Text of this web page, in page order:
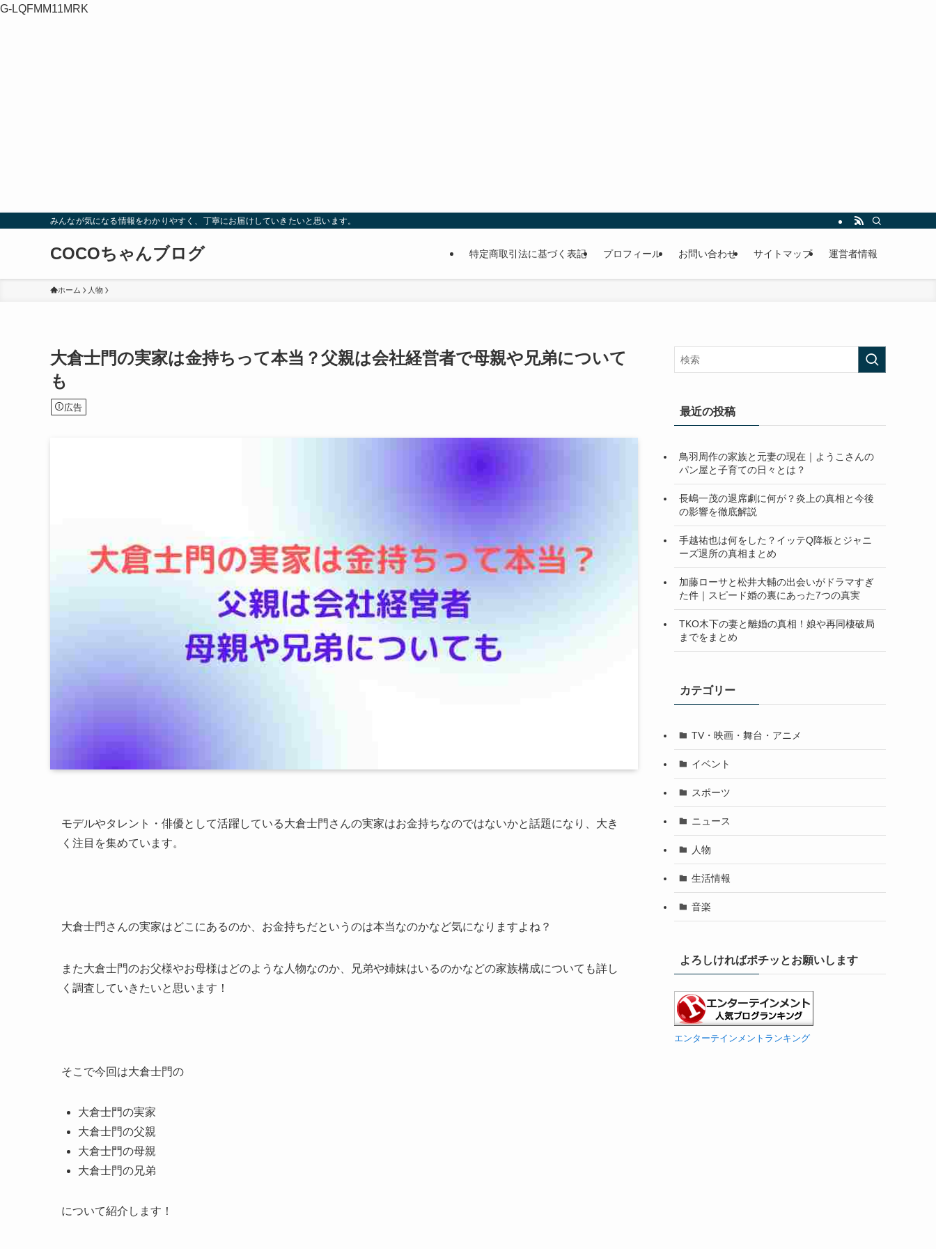
G-LQFMM11MRK
みんなが気になる情報をわかりやすく、丁寧にお届けしていきたいと思います。
COCOちゃんブログ 特定商取引法に基づく表記 プロフィール お問い合わせ サイトマップ 運営者情報
ホーム 人物
大倉士門の実家は金持ちって本当？父親は会社経営者で母親や兄弟について
も
広告
モデルやタレント・俳優として活躍している大倉士門さんの実家はお金持ちなのではないかと話題になり、大き
く注目を集めています。
大倉士門さんの実家はどこにあるのか、お金持ちだというのは本当なのかなど気になりますよね？
また大倉士門のお父様やお母様はどのような人物なのか、兄弟や姉妹はいるのかなどの家族構成についても詳し
く調査していきたいと思います！
そこで今回は大倉士門の
大倉士門の実家
大倉士門の父親
大倉士門の母親
大倉士門の兄弟
について紹介します！
最近の投稿
鳥羽周作の家族と元妻の現在｜ようこさんの
パン屋と子育ての日々とは？
長嶋一茂の退席劇に何が？炎上の真相と今後
の影響を徹底解説
手越祐也は何をした？イッテQ降板とジャニ
ーズ退所の真相まとめ
加藤ローサと松井大輔の出会いがドラマすぎ
た件｜スピード婚の裏にあった7つの真実
TKO木下の妻と離婚の真相！娘や再同棲破局
までをまとめ
カテゴリー
TV・映画・舞台・アニメ
イベント
スポーツ
ニュース
人物
生活情報
音楽
よろしければポチッとお願いします
エンターテインメントランキング